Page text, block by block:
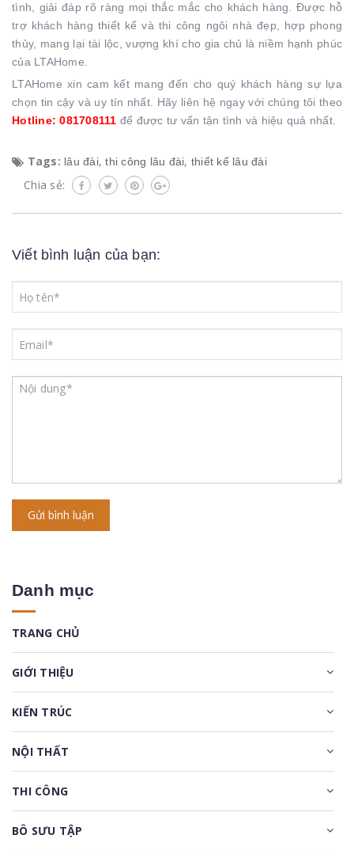
tình, giải đáp rõ ràng mọi thắc mắc cho khách hàng. Được hỗ
trợ khách hàng thiết kế và thi công ngôi nhà đẹp, hợp phong
thủy, mang lại tài lộc, vượng khí cho gia chủ là niềm hạnh phúc
của LTAHome.
LTAHome xin cam kết mang đến cho quý khách hàng sự lựa
chọn tin cậy và uy tín nhất. Hãy liên hệ ngay với chúng tôi theo
Hotline: 081708111 để được tư vấn tận tình và hiệu quả nhất.
Tags: lâu đài,thi công lâu đài, thiết kế lâu đài
Chia sẻ:
Viết bình luận của bạn:
Gửi bình luận
Danh mục
TRANG CHỦ
GIỚI THIỆU
KIẾN TRÚC
NỘI THẤT
THI CÔNG
BÔ SƯU TẬP